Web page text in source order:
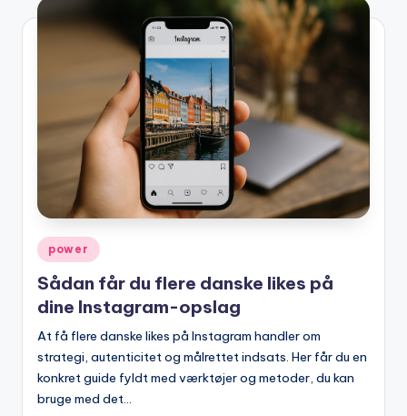
Posted
in
power
Sådan får du flere danske likes på
dine Instagram-opslag
At få flere danske likes på Instagram handler om
strategi, autenticitet og målrettet indsats. Her får du en
konkret guide fyldt med værktøjer og metoder, du kan
bruge med det…